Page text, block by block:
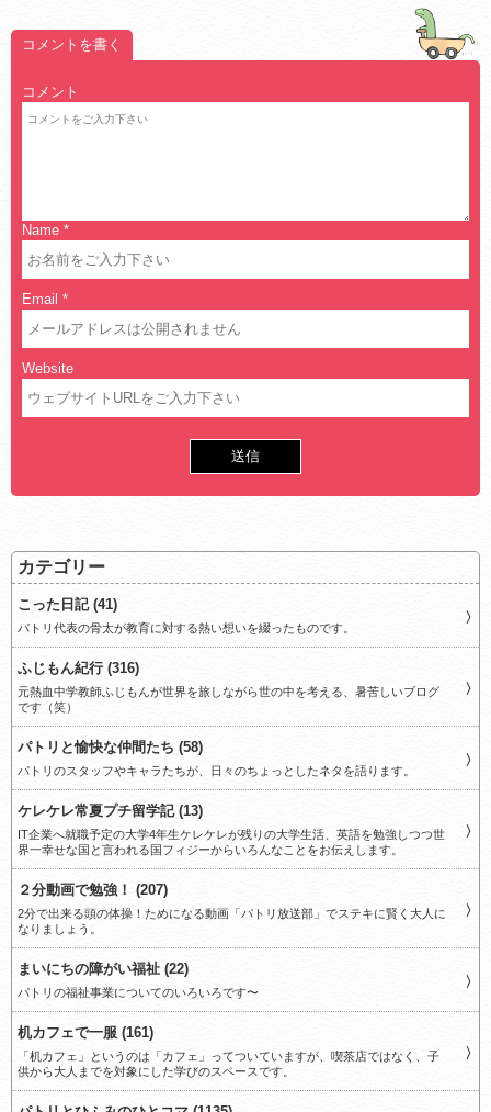
コメントを書く
コメント
Name *
Email *
Website
カテゴリー
こった日記 (41)
パトリ代表の骨太が教育に対する熱い想いを綴ったものです。
ふじもん紀行 (316)
元熱血中学教師ふじもんが世界を旅しながら世の中を考える、暑苦しいブログ
です（笑）
パトリと愉快な仲間たち (58)
パトリのスタッフやキャラたちが、日々のちょっとしたネタを語ります。
ケレケレ常夏プチ留学記 (13)
IT企業へ就職予定の大学4年生ケレケレが残りの大学生活、英語を勉強しつつ世
界一幸せな国と言われる国フィジーからいろんなことをお伝えします。
２分動画で勉強！ (207)
2分で出来る頭の体操！ためになる動画「パトリ放送部」でステキに賢く大人に
なりましょう。
まいにちの障がい福祉 (22)
パトリの福祉事業についてのいろいろです〜
机カフェで一服 (161)
「机カフェ」というのは「カフェ」ってついていますが、喫茶店ではなく、子
供から大人までを対象にした学びのスペースです。